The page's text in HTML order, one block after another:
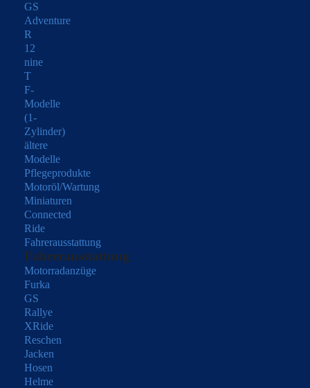
GS
Adventure
R
12
nine
T
F-
Modelle
(1-
Zylinder)
ältere
Modelle
Pflegeprodukte
Motoröl/Wartung
Miniaturen
Connected
Ride
Fahrerausstattung
Fahrerausstattung
Motorradanzüge
Furka
GS
Rallye
XRide
Reschen
Jacken
Hosen
Helme